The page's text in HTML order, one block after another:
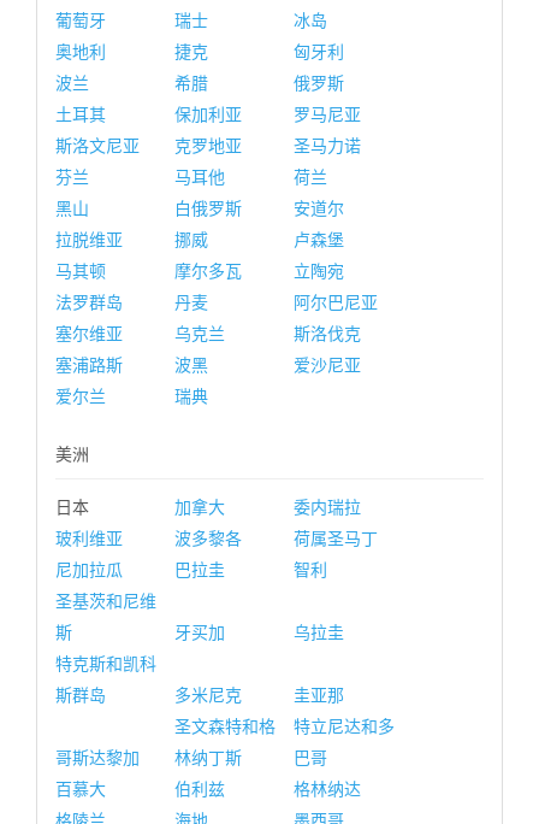
葡萄牙
瑞士
冰岛
奥地利
捷克
匈牙利
波兰
希腊
俄罗斯
土耳其
保加利亚
罗马尼亚
斯洛文尼亚
克罗地亚
圣马力诺
芬兰
马耳他
荷兰
黑山
白俄罗斯
安道尔
拉脱维亚
挪威
卢森堡
马其顿
摩尔多瓦
立陶宛
法罗群岛
丹麦
阿尔巴尼亚
塞尔维亚
乌克兰
斯洛伐克
塞浦路斯
波黑
爱沙尼亚
爱尔兰
瑞典
美洲
日本 加拿大
委内瑞拉
玻利维亚
波多黎各
荷属圣马丁
尼加拉瓜
巴拉圭
智利
圣基茨和尼维
斯
牙买加
乌拉圭
特克斯和凯科
斯群岛
多米尼克 圭亚那
哥斯达黎加
圣文森特和格
林纳丁斯
特立尼达和多
巴哥
百慕大
伯利兹
格林纳达